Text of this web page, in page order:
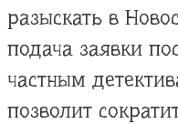
разыскать в
подача заявки
частным
позволит